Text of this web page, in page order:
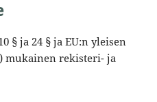
§ ja 24 § ja EU:n yleisen
mukainen rekisteri- ja